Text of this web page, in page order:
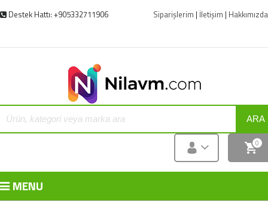
Destek Hattı: +905332711906 Siparişlerim | İletişim | Hakkımızda
ARA
0
MENU